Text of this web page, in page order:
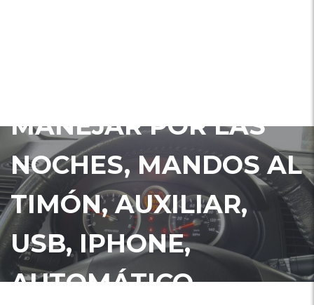
MANEJAR POR LAS
NOCHES, MANDOS AL
TIMÓN, AUXILIAR,
USB, IPHONE,
AUTOMÁTICO,